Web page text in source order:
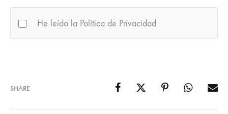
He leído la Política de Privacidad
SHARE